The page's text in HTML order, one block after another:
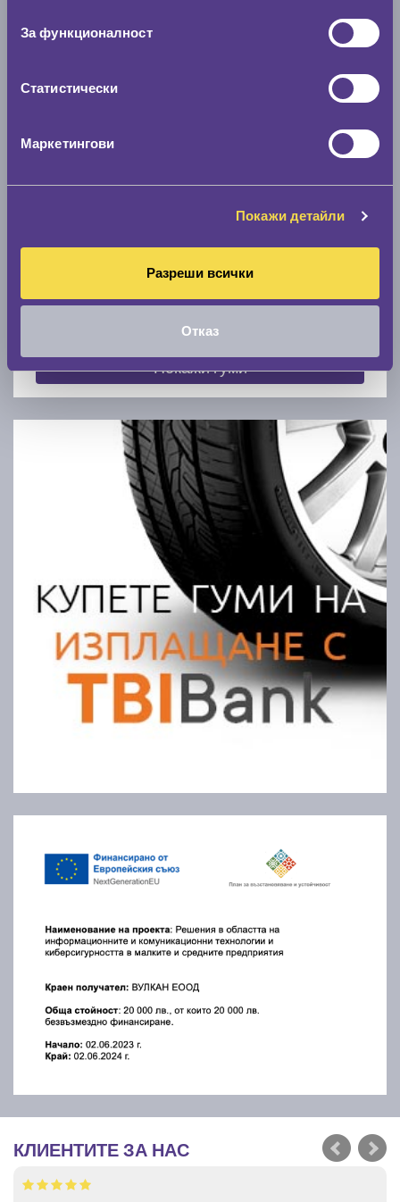
За функционалност
Статистически
Маркетингови
Покажи детайли
Разреши всички
Отказ
Скоростомер при 100
По марка автомобил
Покажи гуми
КЛИЕНТИТЕ ЗА НАС